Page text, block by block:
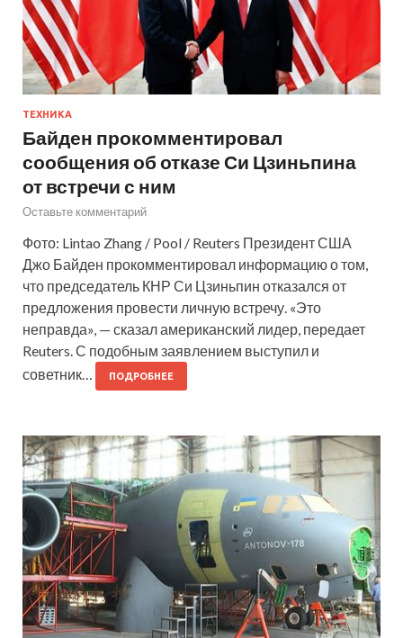
ТЕХНИКА
Байден прокомментировал
сообщения об отказе Си Цзиньпина
от встречи с ним
Оставьте комментарий
Фото: Lintao Zhang / Pool / Reuters Президент США
Джо Байден прокомментировал информацию о том,
что председатель КНР Си Цзиньпин отказался от
предложения провести личную встречу. «Это
неправда», — сказал американский лидер, передает
Reuters. С подобным заявлением выступил и
советник…
ПОДРОБНЕЕ